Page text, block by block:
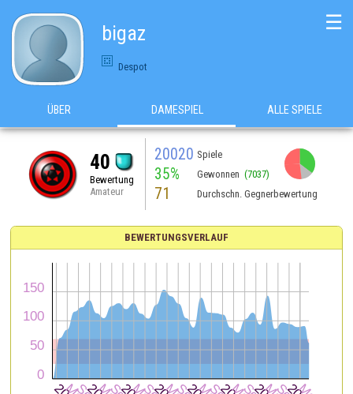
bigaz
Despot
☰
ÜBER DAMESPIEL ALLE SPIELE
40
Bewertung
Amateur
20020 Spiele
35% Gewonnen (7037)
71 Durchschn. Gegnerbewertung
BEWERTUNGSVERLAUF